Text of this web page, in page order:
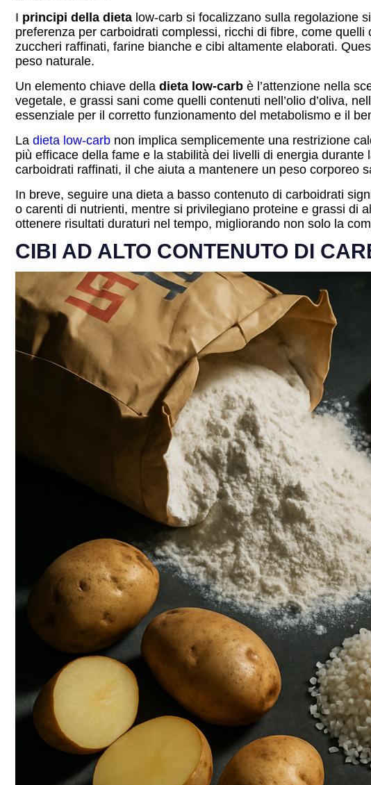
I principi della dieta low-carb si focalizzano sulla regolazione
preferenza per carboidrati complessi, ricchi di fibre, come
zuccheri raffinati, farine bianche e cibi altamente elaborati.
peso naturale.
Un elemento chiave della dieta low-carb è l’attenzione nella
vegetale, e grassi sani come quelli contenuti nell’olio d’oliva,
essenziale per il corretto funzionamento del metabolismo e il
La dieta low-carb non implica semplicemente una restrizione
più efficace della fame e la stabilità dei livelli di energia
carboidrati raffinati, il che aiuta a mantenere un peso corporeo
In breve, seguire una dieta a basso contenuto di carboidrati
o carenti di nutrienti, mentre si privilegiano proteine e grassi di
ottenere risultati duraturi nel tempo, migliorando non solo la
CIBI AD ALTO CONTENUTO DI